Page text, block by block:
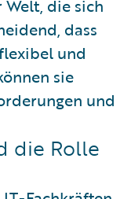
Welt, die sich
dass
und
sie
und
die Rolle